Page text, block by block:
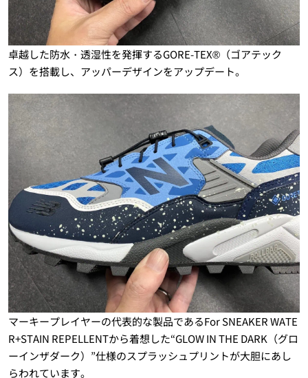
卓越した防水・透湿性を発揮するGORE-TEX®（ゴアテック
ス）を搭載し、アッパーデザインをアップデート。
マーキープレイヤーの代表的な製品であるFor SNEAKER WATE
R+STAIN REPELLENTから着想した“GLOW IN THE DARK（グロ
ーインザダーク）”仕様のスプラッシュプリントが大胆にあし
らわれています。